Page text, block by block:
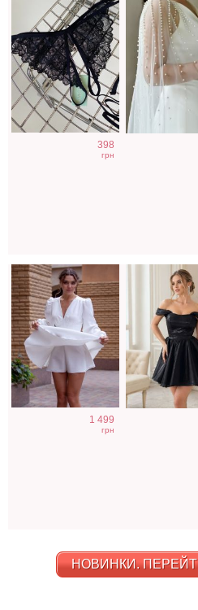
398
грн
Коктейльное
короткое платье-
шорты белого
1 499
грн
Короткое
короткое
НОВИНКИ.